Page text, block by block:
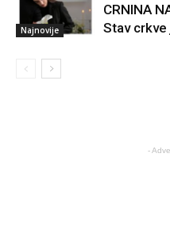
Najnovije
CRNINA
Stav crkve
-